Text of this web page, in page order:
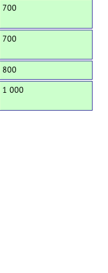
700
700
800
1 000